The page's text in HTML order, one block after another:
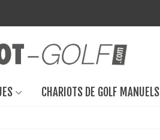
CHARIOTS DE GOLF MANUELS